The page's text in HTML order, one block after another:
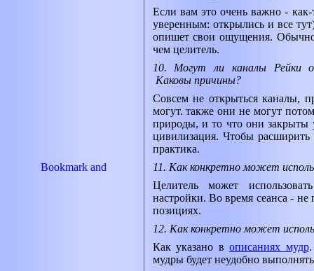
Если вам это очень важно - как-
уверенным: открылись и все
опишет свои ощущения. Обычно
чем целитель.
10. Могут ли каналы Рейки
Каковы причины?
Совсем не открыться каналы,
могут. также они не могут
природы, и то что они
цивилизация. Чтобы
практика.
11. Как конкретно может
Целитель может
настройки. Во время сеанса - не
позициях.
12. Как конкретно может
Как указано вописаниях мудр.
мудры будет неудобно